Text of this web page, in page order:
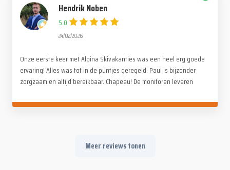
Hendrik Noben
5.0
24/02/2026
Onze eerste keer met Alpina Skivakanties was een heel erg goede
ervaring! Alles was tot in de puntjes geregeld. Paul is bijzonder
zorgzaam en altijd bereikbaar. Chapeau! De monitoren leveren
naast de piste (avondactiviteiten). Geen kopzorgen, alleen maar
Meer reviews tonen